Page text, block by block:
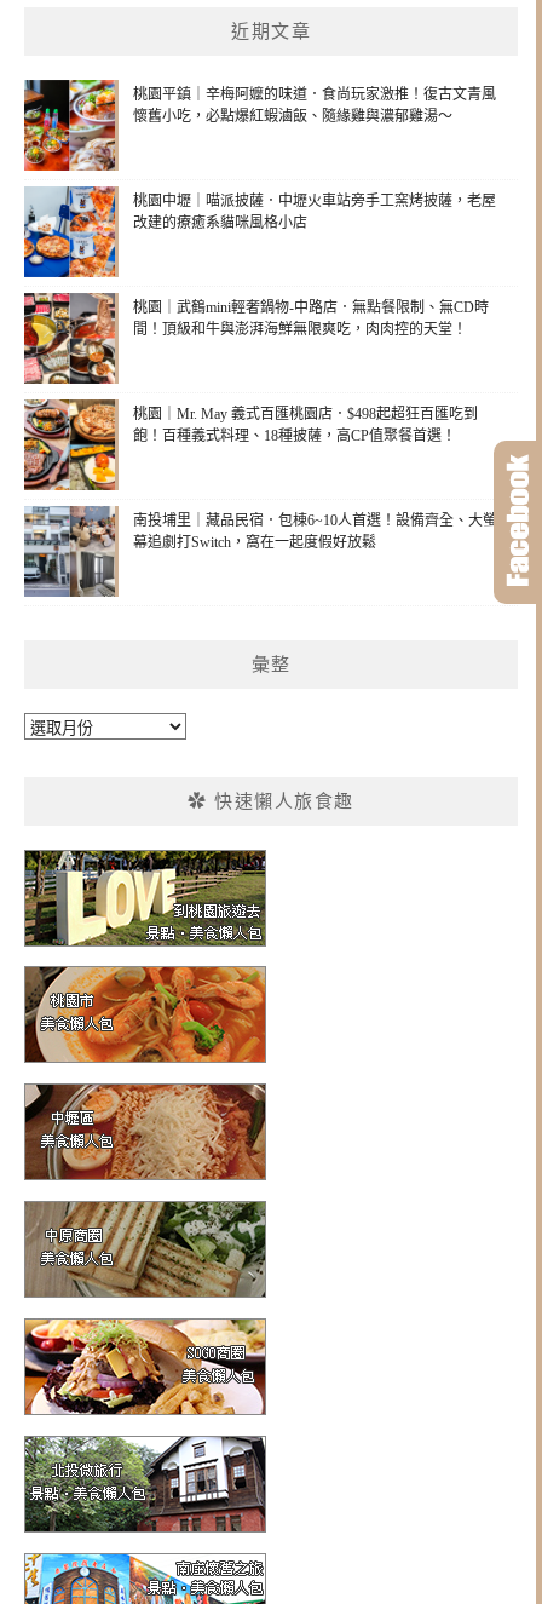
近期文章
桃園平鎮｜辛梅阿嬤的味道．食尚玩家激推！復古文青風
懷舊小吃，必點爆紅蝦滷飯、隨緣雞與濃郁雞湯～
桃園中壢｜喵派披薩．中壢火車站旁手工窯烤披薩，老屋
改建的療癒系貓咪風格小店
桃園｜武鶴mini輕奢鍋物-中路店．無點餐限制、無CD時
間！頂級和牛與澎湃海鮮無限爽吃，肉肉控的天堂！
桃園｜Mr. May 義式百匯桃園店．$498起超狂百匯吃到
飽！百種義式料理、18種披薩，高CP值聚餐首選！
南投埔里｜藏品民宿．包棟6~10人首選！設備齊全、大螢
幕追劇打Switch，窩在一起度假好放鬆
彙整
彙
✿ 快速懶人旅食趣